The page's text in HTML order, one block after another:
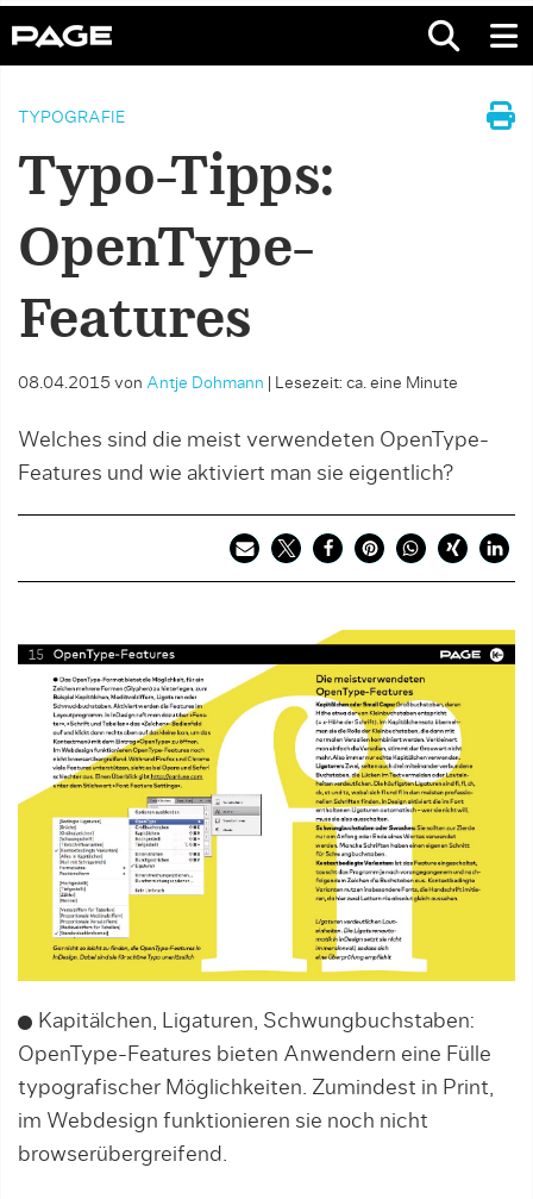
TYPOGRAFIE
Typo-Tipps:
OpenType-
Features
08.04.2015 von Antje Dohmann Lesezeit: ca. eine Minute
Welches sind die meist verwendeten OpenType-
Features und wie aktiviert man sie eigentlich?
Kapitälchen, Ligaturen, Schwungbuchstaben:
OpenType-Features bieten Anwendern eine Fülle
typografischer Möglichkeiten. Zumindest in Print,
im Webdesign funktionieren sie noch nicht
browserübergreifend.